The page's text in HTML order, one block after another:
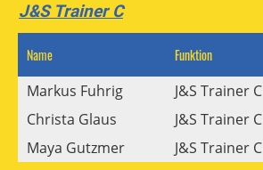
J&S Trainer C
Name Funktion
Markus Fuhrig J&S Trainer C
Christa Glaus
J&S Trainer C
Maya Gutzmer
J&S Trainer C